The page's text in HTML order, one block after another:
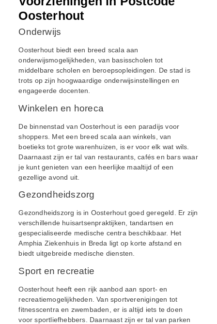
Oosterhout
Onderwijs
Oosterhout biedt een breed scala aan
onderwijsmogelijkheden, van basisscholen tot
middelbare scholen en beroepsopleidingen. De stad is
trots op zijn hoogwaardige onderwijsinstellingen en
engageerde docenten.
Winkelen en horeca
De binnenstad van Oosterhout is een paradijs voor
shoppers. Met een breed scala aan winkels, van
boetieks tot grote warenhuizen, is er voor elk wat wils.
Daarnaast zijn er tal van restaurants, cafés en bars waar
je kunt genieten van een heerlijke maaltijd of een
gezellige avond uit.
Gezondheidszorg
Gezondheidszorg is in Oosterhout goed geregeld. Er zijn
verschillende huisartsenpraktijken, tandartsen en
gespecialiseerde medische centra beschikbaar. Het
Amphia Ziekenhuis in Breda ligt op korte afstand en
biedt uitgebreide medische diensten.
Sport en recreatie
Oosterhout heeft een rijk aanbod aan sport- en
recreatiemogelijkheden. Van sportverenigingen tot
fitnesscentra en zwembaden, er is altijd iets te doen
voor sportliefhebbers. Daarnaast zijn er tal van parken